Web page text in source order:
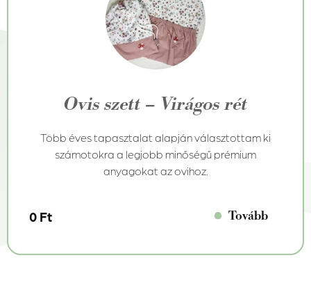
Ovis szett – Virágos rét
Több éves tapasztalat alapján választottam ki
számotokra a legjobb minőségű prémium
anyagokat az ovihoz.
0 Ft Tovább